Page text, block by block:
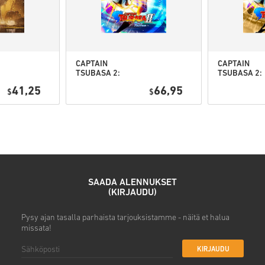
• Valitse tuote
• Syötä sähköpostiosoitteesi
• Valitse haluamasi
Tämän jälkeen saat
$41,25
CAPTAIN
TSUBASA 2:
(STEAM) EU
$66,95
CAPTAIN
TSUBASA 2:
Deluxe
SAADA ALENNUKSET
(KIRJAUDU)
Pysy ajan tasalla parhaista tarjouksistamme - näitä et halua
missata!
KIRJAUDU